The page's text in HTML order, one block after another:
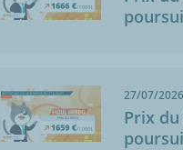
27/07/2026
Prix